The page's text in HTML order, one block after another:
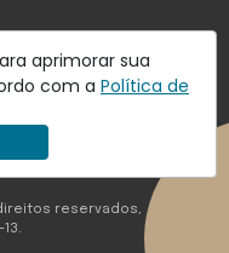
aprimorar sua
com a Política de
reservados,